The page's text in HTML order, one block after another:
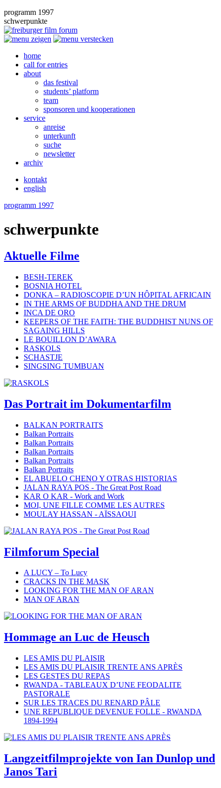
programm 1997
schwerpunkte
home
call for entries
about
das festival
students’ platform
team
sponsoren und kooperationen
service
anreise
unterkunft
suche
newsletter
archiv
kontakt
english
programm 1997
schwerpunkte
Aktuelle Filme
BESH-TEREK
BOSNIA HOTEL
DONKA – RADIOSCOPIE D’UN HÔPITAL AFRICAIN
IN THE ARMS OF BUDDHA AND THE DRUM
INCA DE ORO
KEEPERS OF THE FAITH: THE BUDDHIST NUNS OF
SAGAING HILLS
LE BOUILLON D’AWARA
RASKOLS
SCHASTJE
SINGSING TUMBUAN
Das Portrait im Dokumentarfilm
BALKAN PORTRAITS
Balkan Portraits
Balkan Portraits
Balkan Portraits
Balkan Portraits
Balkan Portraits
EL ABUELO CHENO Y OTRAS HISTORIAS
JALAN RAYA POS - The Great Post Road
KAR O KAR - Work and Work
MOI, UNE FILLE COMME LES AUTRES
MOULAY HASSAN - AÏSSAOUI
Filmforum Special
A LUCY – To Lucy
CRACKS IN THE MASK
LOOKING FOR THE MAN OF ARAN
MAN OF ARAN
Hommage an Luc de Heusch
LES AMIS DU PLAISIR
LES AMIS DU PLAISIR TRENTE ANS APRÈS
LES GESTES DU REPAS
RWANDA - TABLEAUX D’UNE FEODALITE
PASTORALE
SUR LES TRACES DU RENARD PÂLE
UNE REPUBLIQUE DEVENUE FOLLE - RWANDA
1894-1994
Langzeitfilmprojekte von Ian Dunlop und
Janos Tari